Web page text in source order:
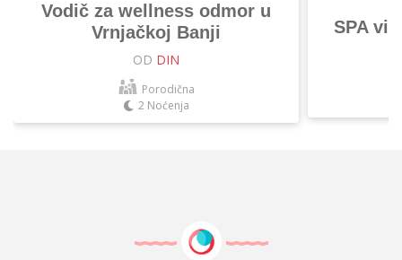
Vodič za wellness odmor u
Vrnjačkoj Banji
OD DIN
Porodična
2 Noćenja
SPA